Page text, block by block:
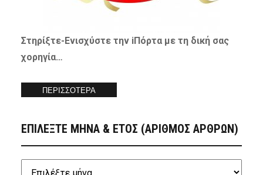
Στηρίξτε- Ενισχύστετην iΠόρτα με τη δική σας
χορηγία…
ΠΕΡΙΣΣΟΤΕΡΑ
ΕΠΙΛΕΞΤΕ ΜΗΝΑ & ΕΤΟΣ (ΑΡΙΘΜΟΣ ΑΡΘΡΩΝ)